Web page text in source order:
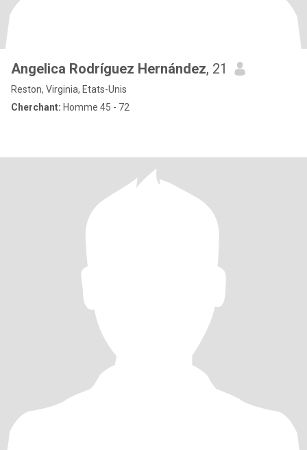
Angelica Rodríguez Hernández, 21
Reston, Virginia, Etats-Unis
Cherchant: Homme 45 - 72